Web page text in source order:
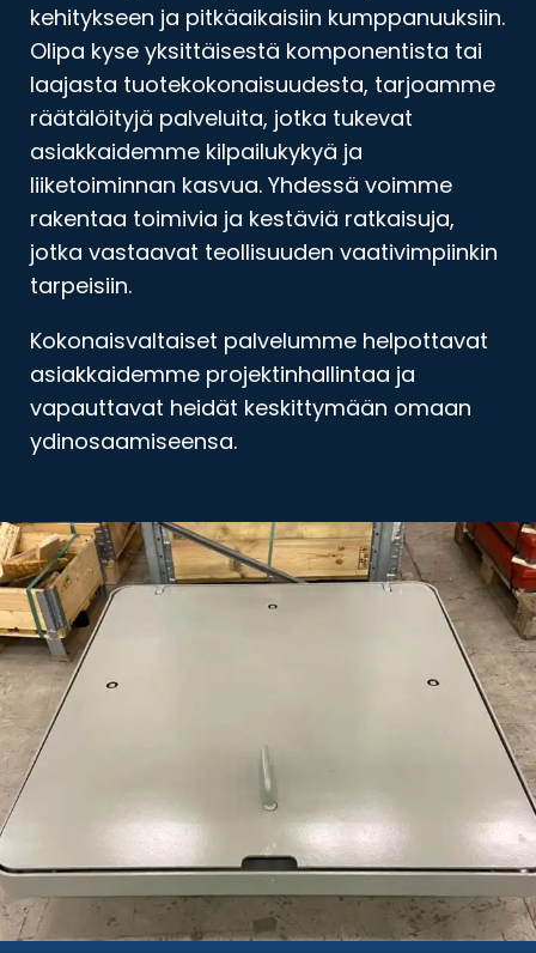
kehitykseen ja pitkäaikaisiin kumppanuuksiin.
Olipa kyse yksittäisestä komponentista tai
laajasta tuotekokonaisuudesta, tarjoamme
räätälöityjä palveluita, jotka tukevat
asiakkaidemme kilpailukykyä ja
liiketoiminnan kasvua. Yhdessä voimme
rakentaa toimivia ja kestäviä ratkaisuja,
jotka vastaavat teollisuuden vaativimpiinkin
tarpeisiin.
Kokonaisvaltaiset palvelumme helpottavat
asiakkaidemme projektinhallintaa ja
vapauttavat heidät keskittymään omaan
ydinosaamiseensa.